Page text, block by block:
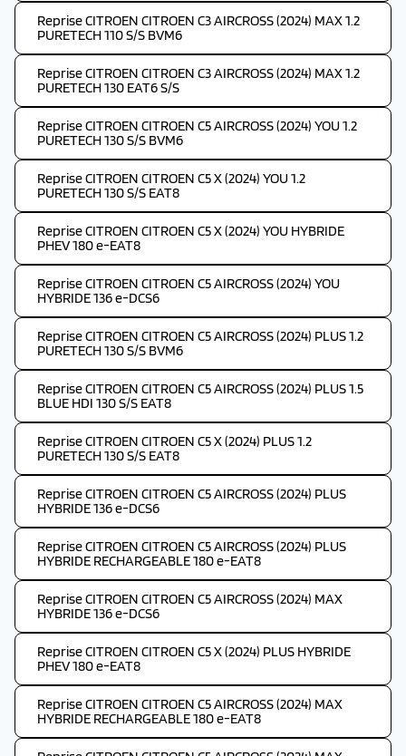
Reprise CITROEN CITROEN C3 AIRCROSS (2024) MAX 1.2
PURETECH 110 S/S BVM6
Reprise CITROEN CITROEN C3 AIRCROSS (2024) MAX 1.2
PURETECH 130 EAT6 S/S
Reprise CITROEN CITROEN C5 AIRCROSS (2024) YOU 1.2
PURETECH 130 S/S BVM6
Reprise CITROEN CITROEN C5 X (2024) YOU 1.2
PURETECH 130 S/S EAT8
Reprise CITROEN CITROEN C5 X (2024) YOU HYBRIDE
PHEV 180 e-EAT8
Reprise CITROEN CITROEN C5 AIRCROSS (2024) YOU
HYBRIDE 136 e-DCS6
Reprise CITROEN CITROEN C5 AIRCROSS (2024) PLUS 1.2
PURETECH 130 S/S BVM6
Reprise CITROEN CITROEN C5 AIRCROSS (2024) PLUS 1.5
BLUE HDI 130 S/S EAT8
Reprise CITROEN CITROEN C5 X (2024) PLUS 1.2
PURETECH 130 S/S EAT8
Reprise CITROEN CITROEN C5 AIRCROSS (2024) PLUS
HYBRIDE 136 e-DCS6
Reprise CITROEN CITROEN C5 AIRCROSS (2024) PLUS
HYBRIDE RECHARGEABLE 180 e-EAT8
Reprise CITROEN CITROEN C5 AIRCROSS (2024) MAX
HYBRIDE 136 e-DCS6
Reprise CITROEN CITROEN C5 X (2024) PLUS HYBRIDE
PHEV 180 e-EAT8
Reprise CITROEN CITROEN C5 AIRCROSS (2024) MAX
HYBRIDE RECHARGEABLE 180 e-EAT8